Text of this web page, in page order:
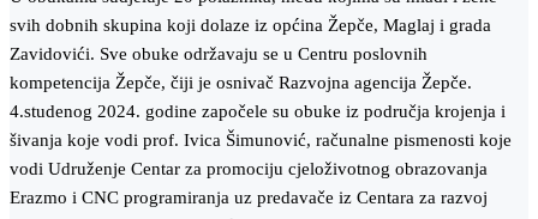
svih dobnih skupina koji dolaze iz općina Žepče, Maglaj i grada
Zavidovići. Sve obuke održavaju se u Centru poslovnih
kompetencija Žepče, čiji je osnivač Razvojna agencija Žepče.
4.studenog 2024. godine započele su obuke iz područja krojenja i
šivanja koje vodi prof. Ivica Šimunović, računalne pismenosti koje
vodi Udruženje Centar za promociju cjeloživotnog obrazovanja
Erazmo i CNC programiranja uz predavače iz Centara za razvoj